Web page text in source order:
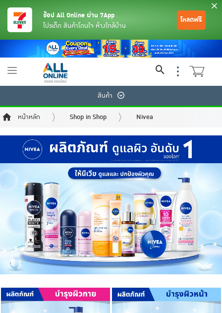
ย้อนกลับ
เครื่องดื่มและผงชงดื่ม
เครื่องปรุงรสและของแห้ง
ขนมขบเคี้ยว และช็อคโกแลต
อาหารสด ผัก ผลไม้และเบเกอรี่
ย้อนกลับ
ย้อนกลับ
ย้อนกลับ
ย้อนกลับ
ย้อนกลับ
ย้อนกลับ
ย้อนกลับ
มือถือ
ย้อนกลับ
ย้อนกลับ
พระเครื่อง test pop
ย้อนกลับ
ช้อป All Online ผ่าน 7App
โปรเด็ด สินค้าโดนใจ ห้างใกล้บ้าน
โหลดฟรี
Toggle
สินค้า
หน้าหลัก Shop in Shop Nivea